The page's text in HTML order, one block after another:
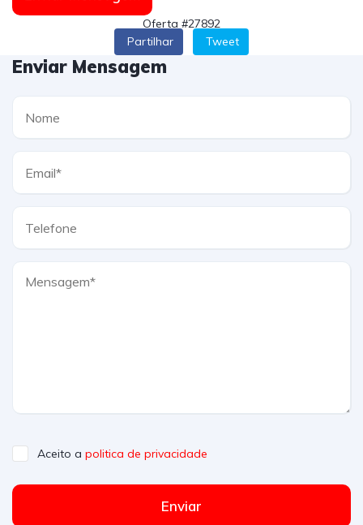
Oferta #27892
Partilhar
Tweet
Enviar Mensagem
Aceito a politica de privacidade
Enviar